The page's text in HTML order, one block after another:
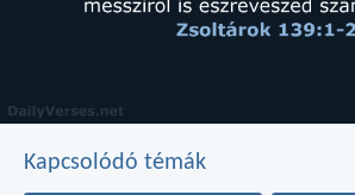
Kapcsolódó témák